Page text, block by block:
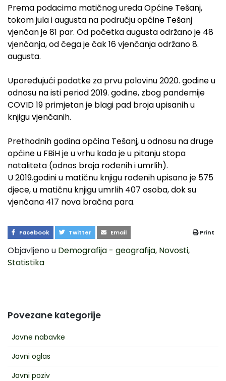
Povezane kategorije
Javne nabavke
Javni oglas
Javni poziv
Prema podacima matičnog ureda Općine Tešanj,
tokom jula i augusta na području općine Tešanj
vjenčan je 81 par. Od početka augusta održano je 48
vjenčanja, od čega je čak 16 vjenčanja održano 8.
augusta.
Upoređujući podatke za prvu polovinu 2020. godine u
odnosu na isti period 2019. godine, zbog pandemije
COVID 19 primjetan je blagi pad broja upisanih u
knjigu vjenčanih.
Prethodnih godina općina Tešanj, u odnosu na druge
općine u FBiH je u vrhu kada je u pitanju stopa
nataliteta (odnos broja rođenih i umrlih).
U 2019.godini u matičnu knjigu rođenih upisano je 575
djece, u matičnu knjigu umrlih 407 osoba, dok su
vjenčana 417 nova bračna para.
Facebook Twitter Email Print
Objavljeno u Demografija - geografija, Novosti,
Statistika